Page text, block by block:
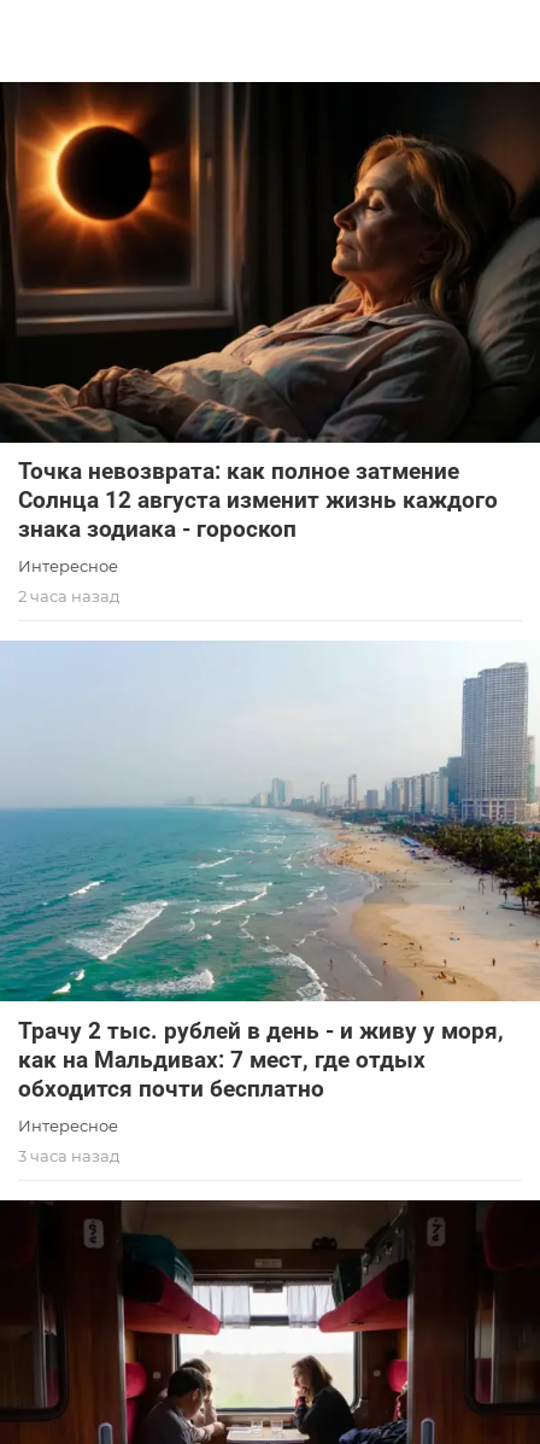
Точка невозврата: как полное затмение
Солнца 12 августа изменит жизнь каждого
знака зодиака - гороскоп
Интересное
2 часа назад
Трачу 2 тыс. рублей в день - и живу у моря,
как на Мальдивах: 7 мест, где отдых
обходится почти бесплатно
Интересное
3 часа назад